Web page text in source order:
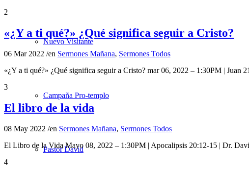
Nuevo Visitante
Campaña Pro-templo
Pastor David
2
«¿Y a ti qué?» ¿Qué significa seguir a Cristo?
06 Mar 2022 /en Sermones Mañana, Sermones Todos
«¿Y a ti qué?» ¿Qué significa seguir a Cristo? mar 06, 2022 – 1:30PM |
3
El libro de la vida
08 May 2022 /en Sermones Mañana, Sermones Todos
El Libro de la Vida Mayo 08, 2022 – 1:30PM | Apocalipsis 20:12-15 | Dr.
4